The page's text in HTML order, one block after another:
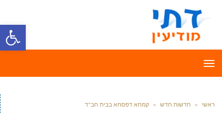
פתח
תפריט
ראשי » חדשות חדש » קמחא דפסחא בבית חב"ד